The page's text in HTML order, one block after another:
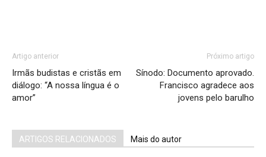
Artigo anterior
Irmãs budistas e cristãs em
diálogo: “A nossa língua é o
amor”
Próximo artigo
Sínodo: Documento aprovado.
Francisco agradece aos
jovens pelo barulho
ARTIGOS RELACIONADOS Mais do autor